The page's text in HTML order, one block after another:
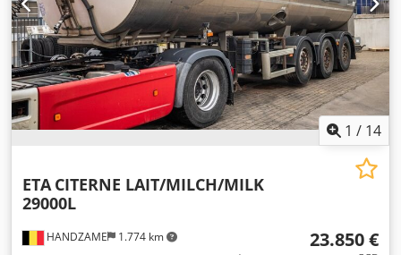
1 / 14
HANDZAME 1.774 km
ETA CITERNE LAIT/MILCH/MILK
29000L
23.850 €